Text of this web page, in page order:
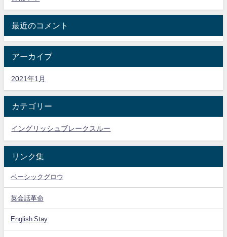
最近のコメント
アーカイブ
2021年1月
カテゴリー
イングリッシュブレークスルー
リンク集
ベーシックグロウ
英会話革命
English Stay